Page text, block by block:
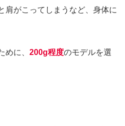
肩がこってしまうなど、身体に
めに、 200g程度のモデルを選